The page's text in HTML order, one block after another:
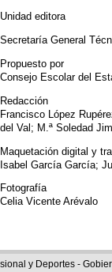
Unidad editora
Secretaría General
Propuesto por
Consejo Escolar del
Redacción
Francisco López
del Val; M.ª Soledad
Maquetación digital y
Isabel García García;
Fotografía
Celia Vicente Arévalo
y Deportes -